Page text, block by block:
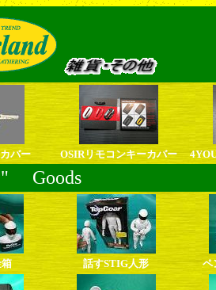
バー OSIRリモコンキーカバー
" Goods
話すSTIG人形 ペ